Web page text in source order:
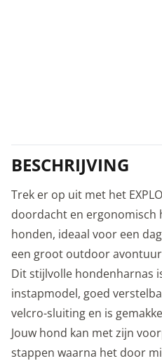
BESCHRIJVING
Trek er op uit met het
doordacht en ergonomisch
honden, ideaal voor een
een groot outdoor
Dit stijlvolle hondenharnas
instapmodel, goed
velcro-sluiting en is
Jouw hond kan met zijn
stappen waarna het door